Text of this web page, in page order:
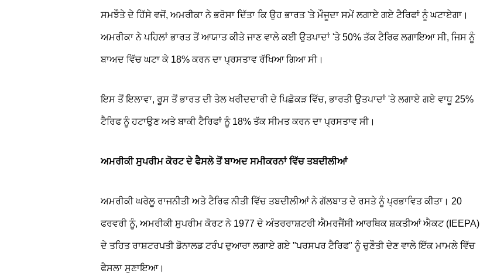
ਸਮਝੌਤੇ ਦੇ ਹਿੱਸੇ ਵਜੋਂ, ਅਮਰੀਕਾ ਨੇ ਭਰੋਸਾ ਦਿੱਤਾ ਕਿ ਉਹ ਭਾਰਤ 'ਤੇ ਮੌਜੂਦਾ ਸਮੇਂ ਲਗਾਏ ਗਏ ਟੈਰਿਫਾਂ ਨੂੰ ਘਟਾਏਗਾ।
ਅਮਰੀਕਾ ਨੇ ਪਹਿਲਾਂ ਭਾਰਤ ਤੋਂ ਆਯਾਤ ਕੀਤੇ ਜਾਣ ਵਾਲੇ ਕਈ ਉਤਪਾਦਾਂ 'ਤੇ 50% ਤੱਕ ਟੈਰਿਫ ਲਗਾਇਆ ਸੀ, ਜਿਸ ਨੂੰ
ਬਾਅਦ ਵਿੱਚ ਘਟਾ ਕੇ 18% ਕਰਨ ਦਾ ਪ੍ਰਸਤਾਵ ਰੱਖਿਆ ਗਿਆ ਸੀ।
ਇਸ ਤੋਂ ਇਲਾਵਾ, ਰੂਸ ਤੋਂ ਭਾਰਤ ਦੀ ਤੇਲ ਖਰੀਦਦਾਰੀ ਦੇ ਪਿਛੋਕੜ ਵਿੱਚ, ਭਾਰਤੀ ਉਤਪਾਦਾਂ 'ਤੇ ਲਗਾਏ ਗਏ ਵਾਧੂ 25%
ਟੈਰਿਫ ਨੂੰ ਹਟਾਉਣ ਅਤੇ ਬਾਕੀ ਟੈਰਿਫਾਂ ਨੂੰ 18% ਤੱਕ ਸੀਮਤ ਕਰਨ ਦਾ ਪ੍ਰਸਤਾਵ ਸੀ।
ਅਮਰੀਕੀ ਸੁਪਰੀਮ ਕੋਰਟ ਦੇ ਫੈਸਲੇ ਤੋਂ ਬਾਅਦ ਸਮੀਕਰਨਾਂ ਵਿੱਚ ਤਬਦੀਲੀਆਂ
ਅਮਰੀਕੀ ਘਰੇਲੂ ਰਾਜਨੀਤੀ ਅਤੇ ਟੈਰਿਫ ਨੀਤੀ ਵਿੱਚ ਤਬਦੀਲੀਆਂ ਨੇ ਗੱਲਬਾਤ ਦੇ ਰਸਤੇ ਨੂੰ ਪ੍ਰਭਾਵਿਤ ਕੀਤਾ। 20
ਫਰਵਰੀ ਨੂੰ, ਅਮਰੀਕੀ ਸੁਪਰੀਮ ਕੋਰਟ ਨੇ 1977 ਦੇ ਅੰਤਰਰਾਸ਼ਟਰੀ ਐਮਰਜੈਂਸੀ ਆਰਥਿਕ ਸ਼ਕਤੀਆਂ ਐਕਟ (IEEPA)
ਦੇ ਤਹਿਤ ਰਾਸ਼ਟਰਪਤੀ ਡੋਨਾਲਡ ਟਰੰਪ ਦੁਆਰਾ ਲਗਾਏ ਗਏ "ਪਰਸਪਰ ਟੈਰਿਫ" ਨੂੰ ਚੁਣੌਤੀ ਦੇਣ ਵਾਲੇ ਇੱਕ ਮਾਮਲੇ ਵਿੱਚ
ਫੈਸਲਾ ਸੁਣਾਇਆ।